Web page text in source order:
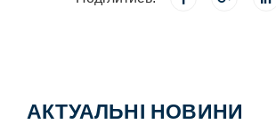
АКТУАЛЬНІ НОВИНИ